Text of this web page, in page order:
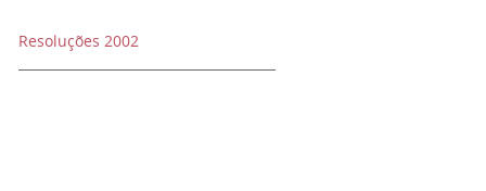
Resoluções 2002